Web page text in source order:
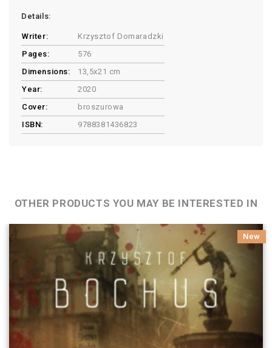
Details:
Writer:
Krzysztof Domaradzki
Pages:
576
Dimensions:
13,5x21 cm
Year:
2020
Cover:
broszurowa
ISBN:
9788381436823
OTHER PRODUCTS YOU MAY BE INTERESTED IN
New